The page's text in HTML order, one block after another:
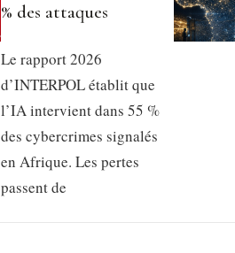
% des attaques
Le rapport 2026
d’INTERPOL établit que
l’IA intervient dans 55 %
des cybercrimes signalés
en Afrique. Les pertes
passent de